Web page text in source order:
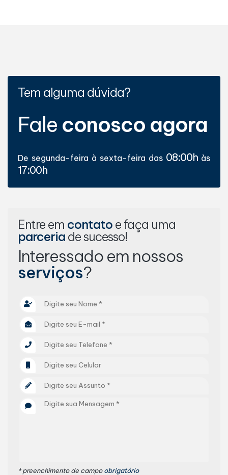
Tem alguma dúvida?
Fale conosco agora
De segunda-feira à sexta-feira das 08:00h às
17:00h
Entre em contato e faça uma
parceria de sucesso!
Interessado em nossos
serviços?
* preenchimento de campoobrigatório